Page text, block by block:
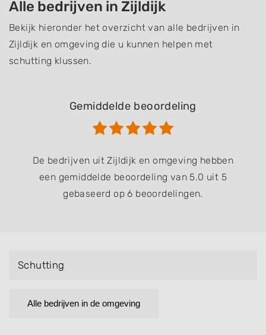
Alle bedrijven in Zijldijk
Bekijk hieronder het overzicht van alle bedrijven in
Zijldijk en omgeving die u kunnen helpen met
schutting klussen.
Gemiddelde beoordeling
De bedrijven uit Zijldijk en omgeving hebben
een gemiddelde beoordeling van 5.0 uit 5
gebaseerd op 6 beoordelingen.
Schutting
Alle bedrijven in de omgeving